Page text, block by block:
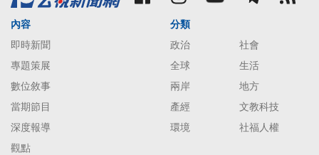
內容
即時新聞
專題策展
數位敘事
當期節目
深度報導
觀點
分類
政治
社會
全球
生活
兩岸
地方
產經
文教科技
環境
社福人權